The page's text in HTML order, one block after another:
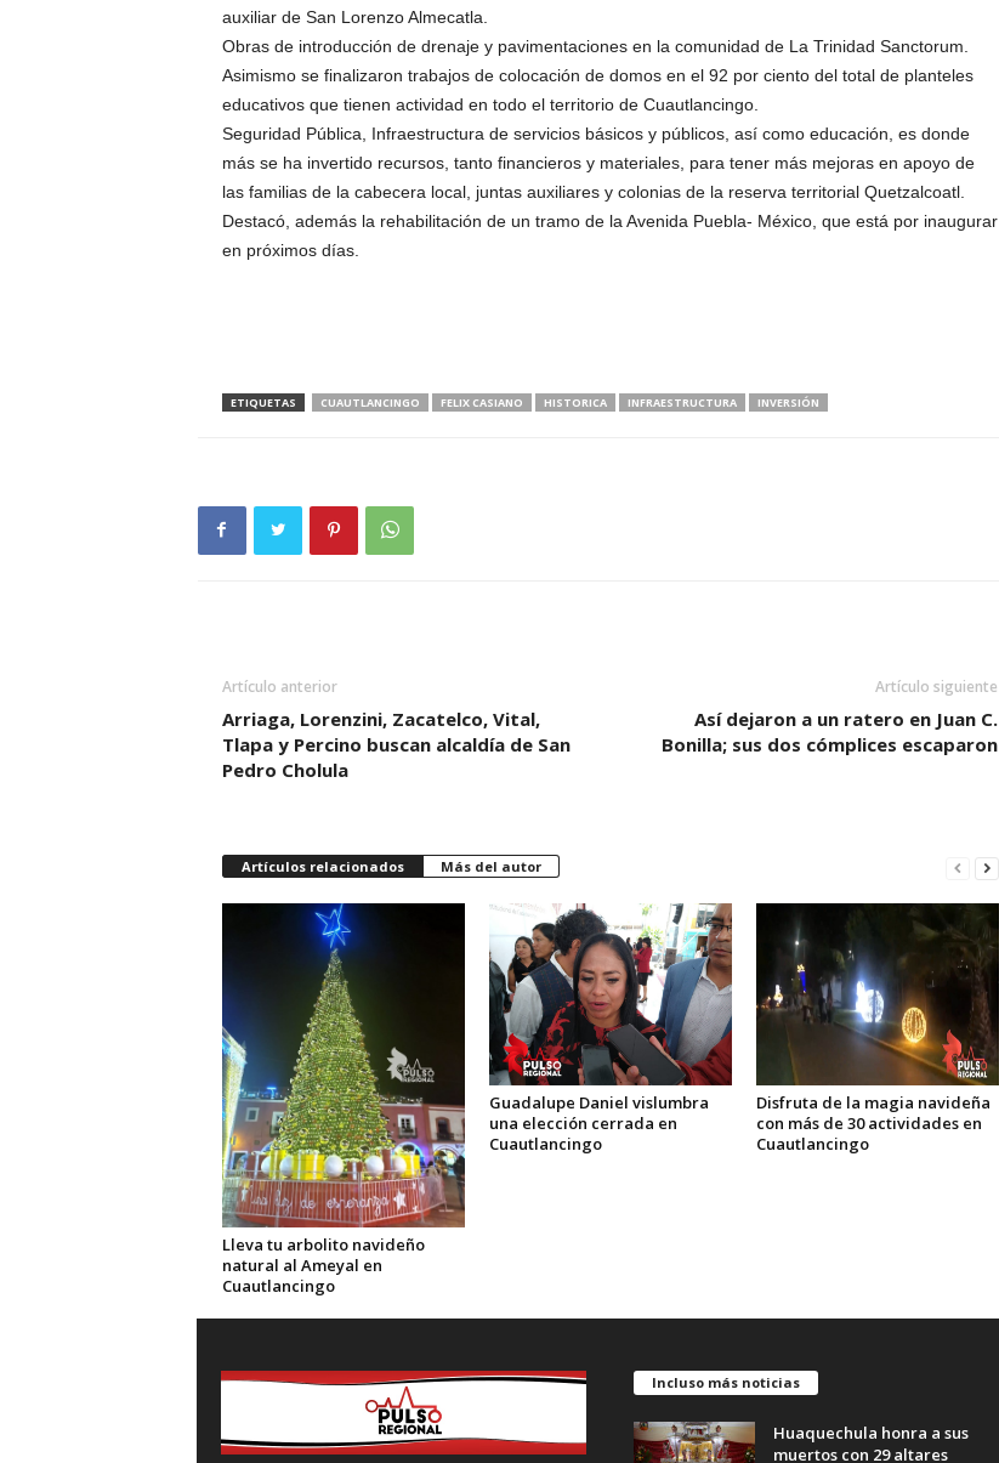
auxiliar de San Lorenzo Almecatla.
Obras de introducción de drenaje y pavimentaciones en la comunidad de La Trinidad Sanctorum.
Asimismo se finalizaron trabajos de colocación de domos en el 92 por ciento del total de planteles
educativos que tienen actividad en todo el territorio de Cuautlancingo.
Seguridad Pública, Infraestructura de servicios básicos y públicos, así como educación, es donde
más se ha invertido recursos, tanto financieros y materiales, para tener más mejoras en apoyo de
las familias de la cabecera local, juntas auxiliares y colonias de la reserva territorial Quetzalcoatl.
Destacó, además la rehabilitación de un tramo de la Avenida Puebla- México, que está por inaugurar
en próximos días.
ETIQUETAS CUAUTLANCINGO FELIX CASIANO HISTORICA INFRAESTRUCTURA INVERSIÓN
Artículo anterior
Arriaga, Lorenzini, Zacatelco, Vital,
Tlapa y Percino buscan alcaldía de San
Pedro Cholula
Artículo siguiente
Así dejaron a un ratero en Juan C.
Bonilla; sus dos cómplices escaparon
Artículos relacionados Más del autor
Lleva tu arbolito navideño
natural al Ameyal en
Cuautlancingo
Guadalupe Daniel vislumbra
una elección cerrada en
Cuautlancingo
Disfruta de la magia navideña
con más de 30 actividades en
Cuautlancingo
Incluso más noticias
Huaquechula honra a sus
muertos con 29 altares